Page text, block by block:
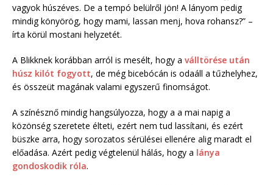
vagyok húszéves. De a tempó belülről jön! A lányom pedig
mindig könyörög, hogy mami, lassan menj, hova rohansz?” –
írta körül mostani helyzetét.
A Blikknek korábban arról is mesélt, hogy a válltörése után
húsz kilót fogyott, de még bicebócán is odaáll a tűzhelyhez,
és összeüt magának valami egyszerű finomságot.
A színésznő mindig hangsúlyozza, hogy a a mai napig a
közönség szeretete élteti, ezért nem tud lassítani, és ezért
büszke arra, hogy sorozatos sérülései ellenére alig maradt el
előadása. Azért pedig végtelenül hálás, hogy a lánya
gondoskodik róla.